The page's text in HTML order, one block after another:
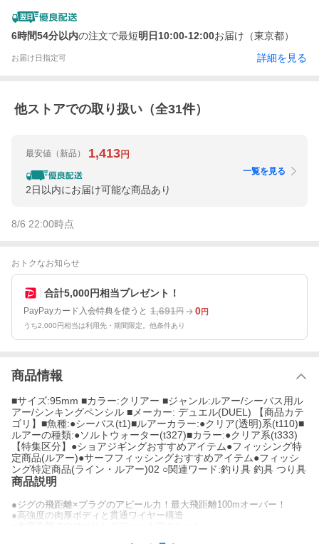
6時間54分以内の注文で最短明日10:00-12:00お届け（東京都）
お届け日指定可 詳細を見る
他ストアでの取り扱い（全31件）
最安値 （新品） 1,413円
2日以内にお届け可能な商品あり
一覧を見る
8/6 22:00時点
おトクなお知らせ
合計5,000円相当プレゼント！
PayPayカード入会特典を使うと 1,691円 0円
うち2,000円相当は利用先・期間限定。他条件あり
商品情報
■サイズ:95mm ■カラー:クリアー ■ジャンル:ルアー/シーバス用ル
アー/シンキングペンシル ■メーカー: デュエル(DUEL) 【商品カテ
ゴリ】■魚種:●シーバス(t1)■ルアーカラー:●クリア(透明)系(t110)■
ルアーの種類:●ソルトウォーター(t327)■カラー:●クリア系(t333)
【特集区分】●ショアジギングおすすめアイテム●フィッシング特
定商品(ルアー)●サーフフィッシングおすすめアイテム●フィッシ
ング特定商品(ライン・ルアー)02 ○関連ワード:釣り具 釣具 つり具
商品説明
●ジグの飛距離×プラグのアピール力！最大飛距離100mオーバー！
●高強度の肉厚ボディと貫通ワイヤー構造